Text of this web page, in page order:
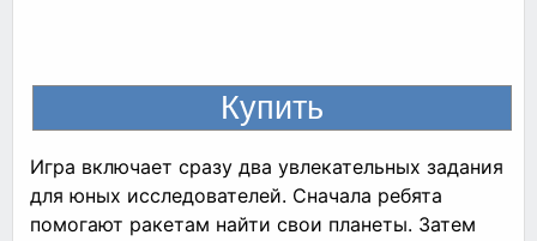
Игра включает сразу два увлекательных задания
для юных исследователей. Сначала ребята
помогают ракетам найти свои планеты. Затем